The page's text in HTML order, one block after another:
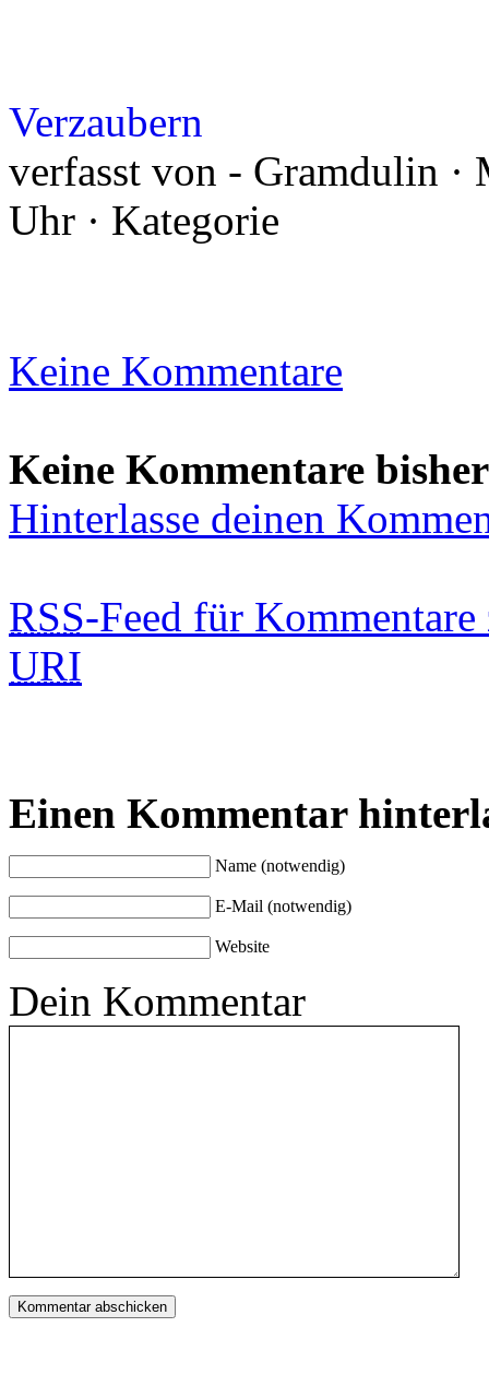
Verzaubern
verfasst von - Gramdulin ·
Uhr · Kategorie
Keine Kommentare
Keine Kommentare bisher
Hinterlasse deinen
RSS-Feed für
URI
Einen Kommentar
Name (notwendig)
E-Mail (notwendig)
Website
Dein Kommentar